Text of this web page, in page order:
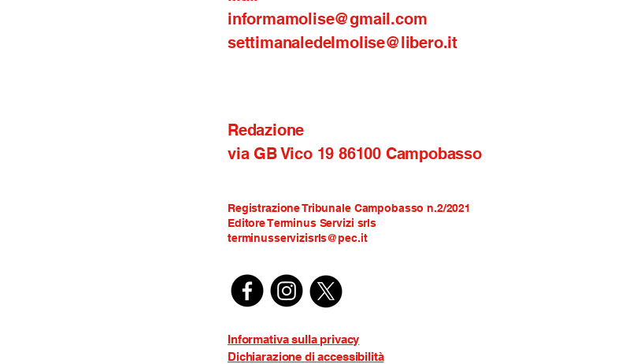
informamolise@gmail.com
settimanaledelmolise@libero.it
Redazione
via GB Vico 19 86100 Campobasso
Registrazione Tribunale Campobasso n.2/2021
Editore Terminus Servizi srls
terminusservizisrls@pec.it
Informativa sulla privacy
Dichiarazione di accessibilità